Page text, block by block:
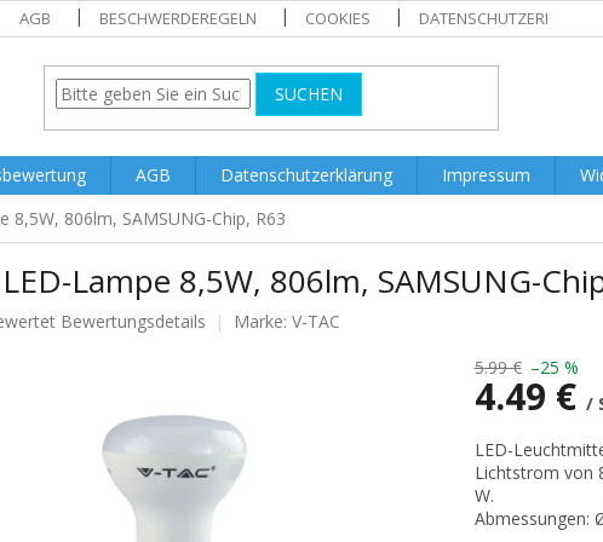
AGB BESCHWERDEREGELN COOKIES
SUCHEN
AGB Datenschutzerklärung Impressum
8,5W, 806lm, SAMSUNG-Chip, R63
Lampe 8,5W, 806lm, SAMSUNG-
Bewertungsdetails Marke: V-TAC
5.99 € –25 %
4.49 € /
Verkaufspreis:
LED-
Lichtstrom von
W.
Abmessungen: